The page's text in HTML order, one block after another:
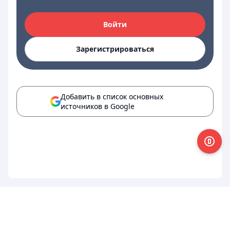
Войти
Зарегистрироваться
Добавить в список основных
источников в Google